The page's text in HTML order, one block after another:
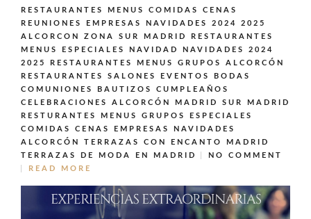
RESTAURANTES MENUS COMIDAS CENAS
REUNIONES EMPRESAS NAVIDADES 2024 2025
ALCORCON ZONA SUR MADRID
RESTAURANTES
MENUS ESPECIALES NAVIDAD NAVIDADES 2024
2025
RESTAURANTES MENUS GRUPOS ALCORCÓN
RESTAURANTES SALONES EVENTOS BODAS
COMUNIONES BAUTIZOS CUMPLEAÑOS
CELEBRACIONES ALCORCÓN MADRID SUR MADRID
RESTURANTES MENUS GRUPOS ESPECIALES
COMIDAS CENAS EMPRESAS NAVIDADES
ALCORCÓN
TERRAZAS CON ENCANTO MADRID
TERRAZAS DE MODA EN MADRID
NO COMMENT
READ MORE